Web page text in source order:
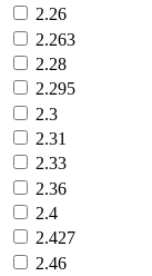
2.26
2.263
2.28
2.295
2.3
2.31
2.33
2.36
2.4
2.427
2.46